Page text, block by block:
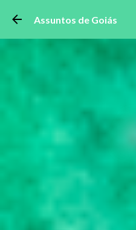
Pular para o
Assuntos de Goiás